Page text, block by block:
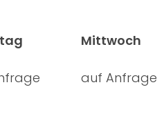
Mittwoch
auf Anfrage